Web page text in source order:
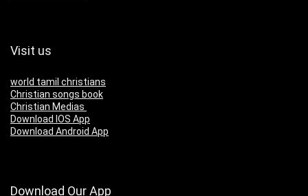
Visit us
world tamil christians
Christian songs book
Christian Medias
Download IOS App
Download Android App
Download Our App